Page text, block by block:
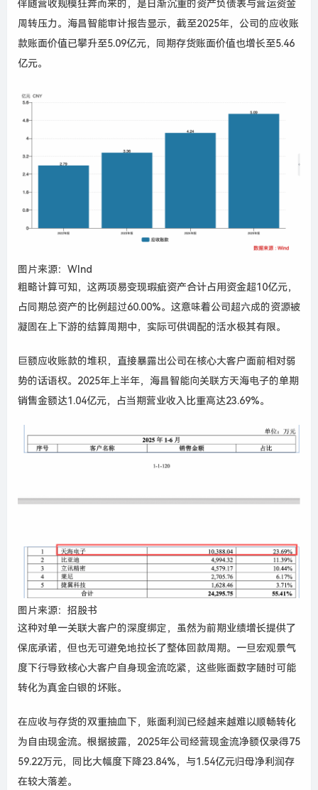
伴随营收规模狂奔而来的，是日渐沉重的资产负债表与营运资金
周转压力。海昌智能审计报告显示，截至2025年，公司的应收账
款账面价值已攀升至5.09亿元，同期存货账面价值也增长至5.46
亿元。
图片来源：WInd
粗略计算可知，这两项易变现瑕疵资产合计占用资金超10亿元，
占同期总资产的比例超过60.00%。这意味着公司超六成的资源被
凝固在上下游的结算周期中，实际可供调配的活水极其有限。
巨额应收账款的堆积，直接暴露出公司在核心大客户面前相对弱
势的话语权。2025年上半年，海昌智能向关联方天海电子的单期
销售金额达1.04亿元，占当期营业收入比重高达23.69%。
图片来源：招股书
这种对单一关联大客户的深度绑定，虽然为前期业绩增长提供了
保底承诺，但也无可避免地拉长了整体回款周期。一旦宏观景气
度下行导致核心大客户自身现金流吃紧，这些账面数字随时可能
转化为真金白银的坏账。
在应收与存货的双重抽血下，账面利润已经越来越难以顺畅转化
为自由现金流。根据披露，2025年公司经营现金流净额仅录得75
59.22万元，同比大幅度下降23.84%，与1.54亿元归母净利润存
在较大落差。